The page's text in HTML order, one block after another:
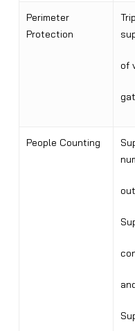
Perimeter
Protection
of
People Counting